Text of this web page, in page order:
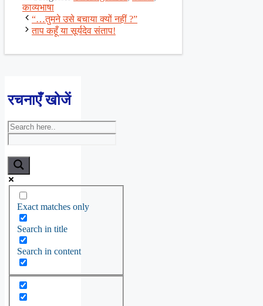
काव्यभाषा
“…तुमने उसे बचाया क्यों नहीं ?”
ताप कहूँ या सूर्यदेव संताप!
रचनाएँ खोजें
Exact matches only
Search in title
Search in content